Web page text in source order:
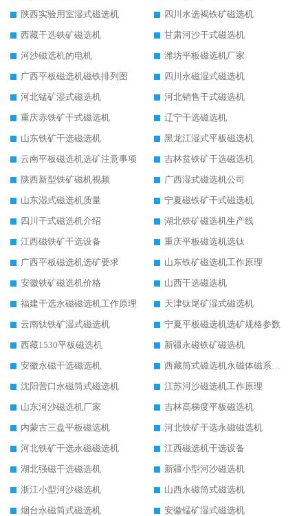
陕西实验用室湿式磁选机
四川水选褐铁矿磁选机
西藏干选铁矿磁选机
甘肃河沙干式磁选机
河沙磁选机的电机
潍坊平板磁选机厂家
广西平板磁选机磁铁排列图
四川永磁湿式磁选机
河北锰矿湿式磁选机
河北销售干式磁选机
重庆赤铁矿干式磁选机
辽宁干选磁选机
山东铁矿干选磁选机
黑龙江湿式平板磁选机
云南平板磁选机选矿注意事项
吉林贫铁矿干选磁选机
陕西新型铁矿磁机视频
广西湿式磁选机公司
山东湿式磁选机质量
宁夏磁铁矿干式磁选机
四川干式磁选机介绍
湖北铁矿磁选机生产线
江西磁铁矿干选设备
重庆平板磁选机选钛
广西平板磁选机选矿要求
山东铁矿磁选机工作原理
安徽铁矿磁选机价格
山西干选磁选机
福建干选永磁磁选机工作原理
天津钛尾矿湿式磁选机
云南钛铁矿湿式磁选机
宁夏平板磁选机选矿规格参数
西藏1530平板磁选机
新疆永磁铁矿磁选机
安徽永磁干选磁选机
西藏筒式磁选机永磁体磁系设计
沈阳营口永磁筒式磁选机
江苏河沙磁选机工作原理
山东河沙磁选机厂家
吉林高梯度平板磁选机
内蒙古三盘平板磁选机
河北铁矿干选永磁磁选机
河北铁矿干选永磁磁选机
江西磁选机干选设备
湖北强磁干选磁选机
新疆小型河沙磁选机
浙江小型河沙磁选机
山西永磁筒式磁选机
烟台永磁筒式磁选机
安徽锰矿湿式磁选机